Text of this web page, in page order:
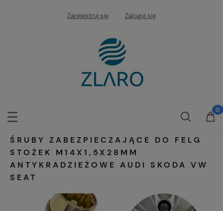
Zarejestruj się Zaloguj się
ŚRUBY ZABEZPIECZAJĄCE DO FELG
STOŻEK M14X1,5X28MM
ANTYKRADZIEŻOWE AUDI SKODA VW
SEAT